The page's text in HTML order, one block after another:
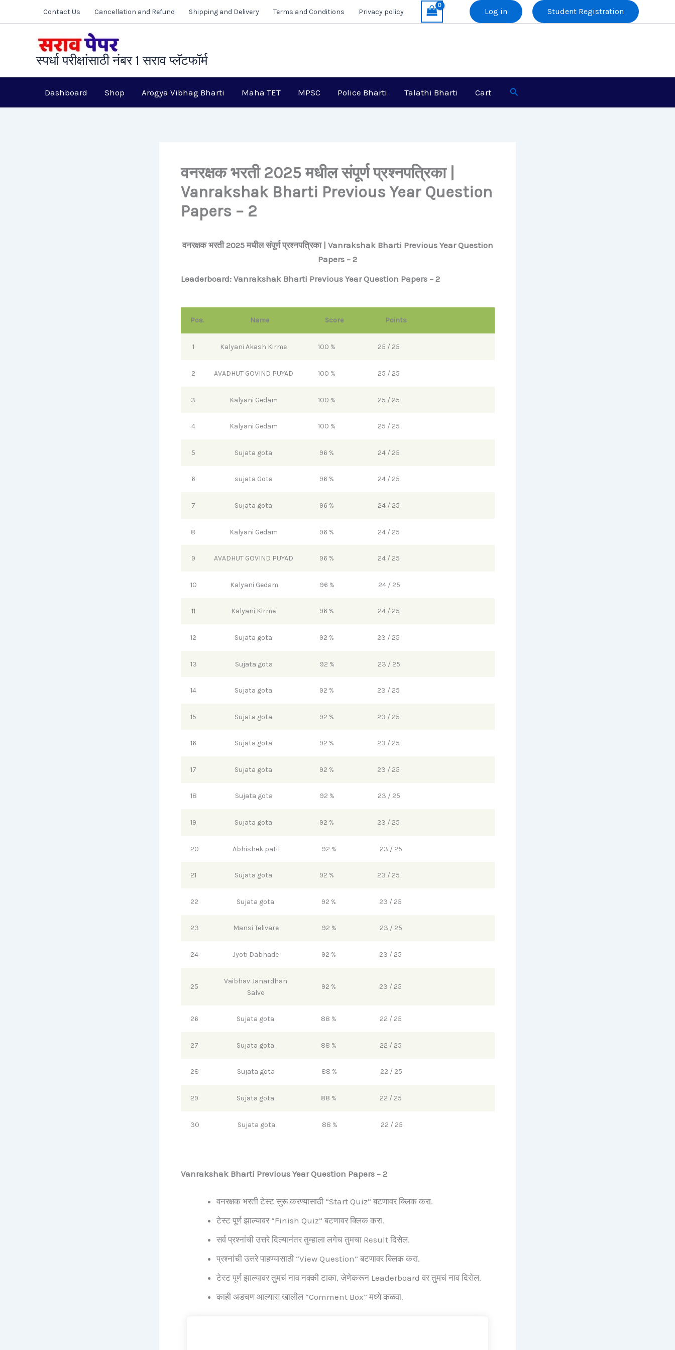
to
Contact Us Cancellation and Refund Shipping and Delivery Terms and Conditions Privacy policy Log in Student Registration
स्पर्धा परीक्षांसाठी नंबर 1 सराव प्लॅटफॉर्म
Dashboard Shop Arogya Vibhag Bharti Maha TET MPSC Police Bharti Talathi Bharti Cart Search
वनरक्षक भरती 2025 मधील संपूर्ण प्रश्नपत्रिका |
Vanrakshak Bharti Previous Year Question
Papers – 2
वनरक्षक भरती 2025 मधील संपूर्ण प्रश्नपत्रिका | Vanrakshak Bharti Previous Year Question
Papers – 2
Leaderboard: Vanrakshak Bharti Previous Year Question Papers – 2
Pos. Name Score Points
1 Kalyani Akash Kirme 100 % 25 / 25
2 AVADHUT GOVIND PUYAD 100 % 25 / 25
3 Kalyani Gedam 100 % 25 / 25
4 Kalyani Gedam 100 % 25 / 25
5 Sujata gota 96 % 24 / 25
6 sujata Gota 96 % 24 / 25
7 Sujata gota 96 % 24 / 25
8 Kalyani Gedam 96 % 24 / 25
9 AVADHUT GOVIND PUYAD 96 % 24 / 25
10 Kalyani Gedam 96 % 24 / 25
11 Kalyani Kirme 96 % 24 / 25
12 Sujata gota 92 % 23 / 25
13 Sujata gota 92 % 23 / 25
14 Sujata gota 92 % 23 / 25
15 Sujata gota 92 % 23 / 25
16 Sujata gota 92 % 23 / 25
17 Sujata gota 92 % 23 / 25
18 Sujata gota 92 % 23 / 25
19 Sujata gota 92 % 23 / 25
20 Abhishek patil 92 % 23 / 25
21 Sujata gota 92 % 23 / 25
22 Sujata gota 92 % 23 / 25
23 Mansi Telivare 92 % 23 / 25
24 Jyoti Dabhade 92 % 23 / 25
25
Vaibhav Janardhan
Salve
92 % 23 / 25
26 Sujata gota 88 % 22 / 25
27 Sujata gota 88 % 22 / 25
28 Sujata gota 88 % 22 / 25
29 Sujata gota 88 % 22 / 25
30 Sujata gota 88 % 22 / 25
Vanrakshak Bharti Previous Year Question Papers – 2
वनरक्षक भरती टेस्ट सुरू करण्यासाठी “Start Quiz” बटणावर क्लिक करा.
टेस्ट पूर्ण झाल्यावर “Finish Quiz” बटणावर क्लिक करा.
सर्व प्रश्नांची उत्तरे दिल्यानंतर तुम्हाला लगेच तुमचा Result दिसेल.
प्रश्नांची उत्तरे पाहण्यासाठी “View Question” बटणावर क्लिक करा.
टेस्ट पूर्ण झाल्यावर तुमचं नाव नक्की टाका, जेणेकरून Leaderboard वर तुमचं नाव दिसेल.
काही अडचण आल्यास खालील “Comment Box” मध्ये कळवा.